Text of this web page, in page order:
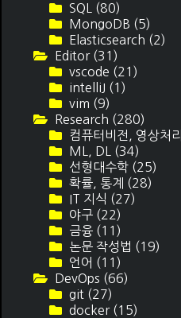
SQL (80)
MongoDB (5)
Elasticsearch (2)
Editor (31)
vscode (21)
intelliJ (1)
vim (9)
Research (280)
컴퓨터비전, 영상처리
ML, DL (34)
선형대수학 (25)
확률, 통계 (28)
IT 지식 (27)
야구 (22)
금융 (11)
논문 작성법 (19)
언어 (11)
DevOps (66)
git (27)
docker (15)